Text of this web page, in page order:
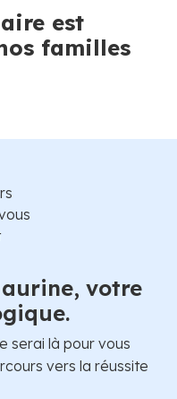
est
familles
votre
serai là pour vous
vers la réussite